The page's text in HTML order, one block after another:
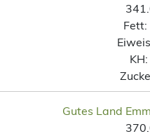
Fett:
KH:
Gutes Land